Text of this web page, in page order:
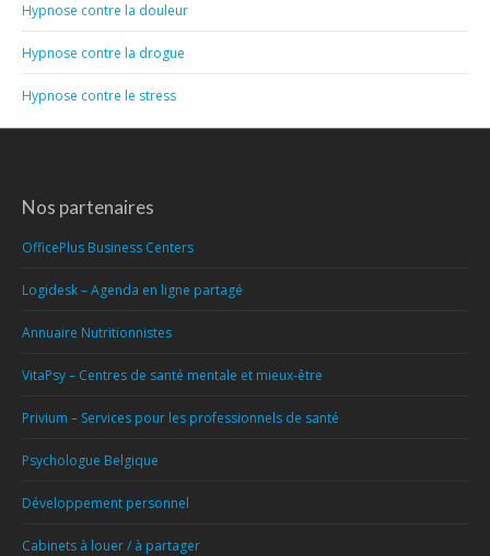
Hypnose contre la douleur
Hypnose contre la drogue
Hypnose contre le stress
Nos partenaires
OfficePlus Business Centers
Logidesk – Agenda en ligne partagé
Annuaire Nutritionnistes
VitaPsy – Centres de santé mentale et mieux-être
Privium – Services pour les professionnels de santé
Psychologue Belgique
Développement personnel
Cabinets à louer / à partager